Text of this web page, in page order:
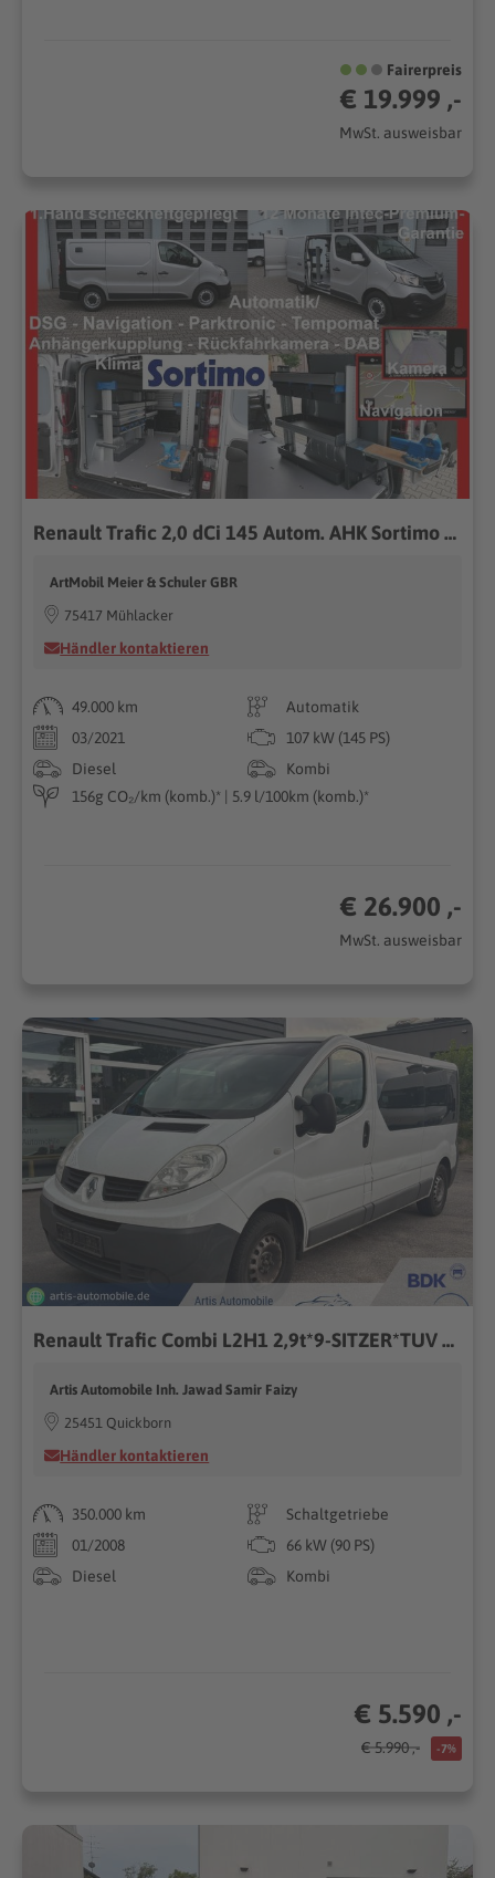
Fairerpreis
€ 19.999 ,-
MwSt. ausweisbar
Renault Trafic 2,0 dCi 145 Autom. AHK Sortimo Garantie*
ArtMobil Meier & Schuler GBR
75417 Mühlacker
Händler kontaktieren
49.000 km
Automatik
03/2021
107 kW (145 PS)
Diesel
Kombi
156g CO₂/km (komb.)* | 5.9 l/100km (komb.)*
€ 26.900 ,-
MwSt. ausweisbar
Renault Trafic Combi L2H1 2,9t*9-SITZER*TUV 10.2027*
Artis Automobile Inh. Jawad Samir Faizy
25451 Quickborn
Händler kontaktieren
350.000 km
Schaltgetriebe
01/2008
66 kW (90 PS)
Diesel
Kombi
€ 5.590 ,-
€ 5.990 ,- -7%